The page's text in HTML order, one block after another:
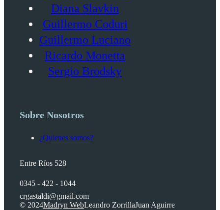
Diana Slavkin
Guillermo Coduri
Guillermo Luciano
Ricardo Monetta
Sergio Brodsky
Sobre Nosotros
¿Quienes somos?
Entre Ríos 528
0345 - 422 - 1044
crgastaldi@gmail.com
© 2024Madryn WebLeandro ZorrillaJuan Aguirre